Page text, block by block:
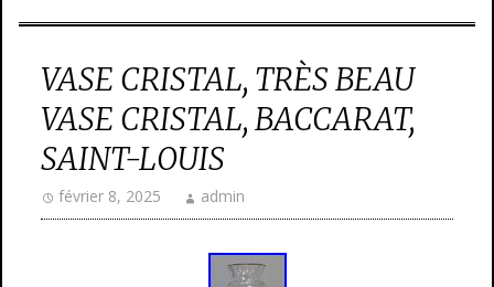
VASE CRISTAL, TRÈS BEAU
VASE CRISTAL, BACCARAT,
SAINT-LOUIS
février 8, 2025 admin